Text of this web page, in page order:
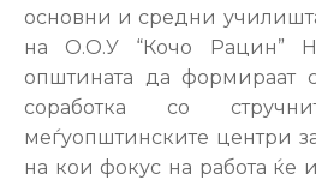
основни и средни
на О.О.У “Кочо Рацин”
општината да формираат
соработка со
меѓуопштинските центри
на кои фокус на работа ќе